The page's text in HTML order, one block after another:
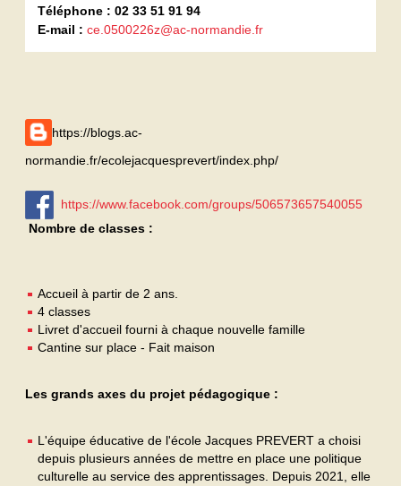
Téléphone : 02 33 51 91 94
E-mail : ce.0500226z@ac-normandie.fr
https://blogs.ac-
normandie.fr/ecolejacquesprevert/index.php/
https://www.facebook.com/groups/506573657540055
Nombre de classes :
Accueil à partir de 2 ans.
4 classes
Livret d'accueil fourni à chaque nouvelle famille
Cantine sur place - Fait maison
Les grands axes du projet pédagogique :
L'équipe éducative de l'école Jacques PREVERT a choisi
depuis plusieurs années de mettre en place une politique
culturelle au service des apprentissages. Depuis 2021, elle